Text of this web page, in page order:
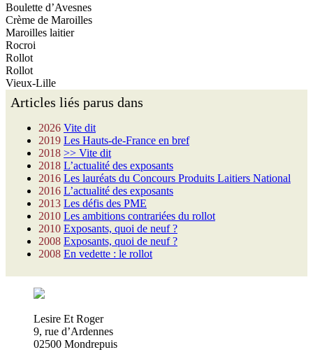
Boulette d’Avesnes
Crème de Maroilles
Maroilles laitier
Rocroi
Rollot
Rollot
Vieux-Lille
Articles liés parus dans
2026 Vite dit
2019 Les Hauts-de-France en bref
2018 >> Vite dit
2018 L’actualité des exposants
2016 Les lauréats du Concours Produits Laitiers National
2016 L’actualité des exposants
2013 Les défis des PME
2010 Les ambitions contrariées du rollot
2010 Exposants, quoi de neuf ?
2008 Exposants, quoi de neuf ?
2008 En vedette : le rollot
Lesire Et Roger
9, rue d’Ardennes
02500 Mondrepuis